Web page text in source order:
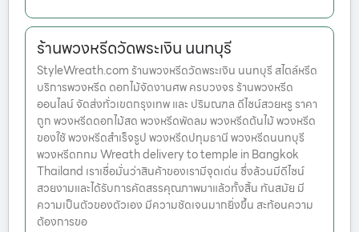
ร้านพวงหรีดวัดพระเงิน นนทบุรี
StyleWreath.com ร้านพวงหรีดวัดพระเงิน นนทบุรี สไตล์หรีด
บริการพวงหรีด ดอกไม้จัดงานศพ ครบวงจร ร้านพวงหรีด
ออนไลน์ จัดส่งทั่วเขตกรุงเทพ และ ปริมณฑล ดีไซน์สวยหรู ราคา
ถูก พวงหรีดดอกไม้สด พวงหรีดพัดลม พวงหรีดต้นไม้ พวงหรีด
ของใช้ พวงหรีดสำเร็จรูป พวงหรีดปทุมธานี พวงหรีดนนทบุรี
พวงหรีดกทม Wreath delivery to temple in Bangkok
Thailand เราเชื่อมั่นว่าสินค้าของเรามีจุดเด่น ซึ่งล้วนมีดีไซน์
สวยงามและได้รับการคัดสรรคุณภาพมาแล้วทั้งสิ้น ทันสมัย มี
ความเป็นตัวของตัวเอง มีความชัดเจนมากยิ่งขึ้น สะท้อนความ
ต้องการขอ